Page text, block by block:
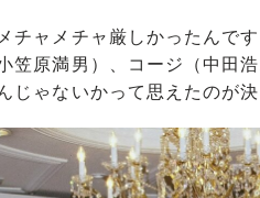
チャメチャ厳しかったんで
笠原満男）、コージ（中田
じゃないかって思えたのが決